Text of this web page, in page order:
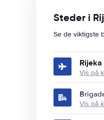
Steder i
Se de viktigste
Vis på
Vis på